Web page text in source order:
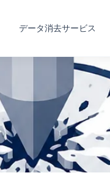
データ消去サービス